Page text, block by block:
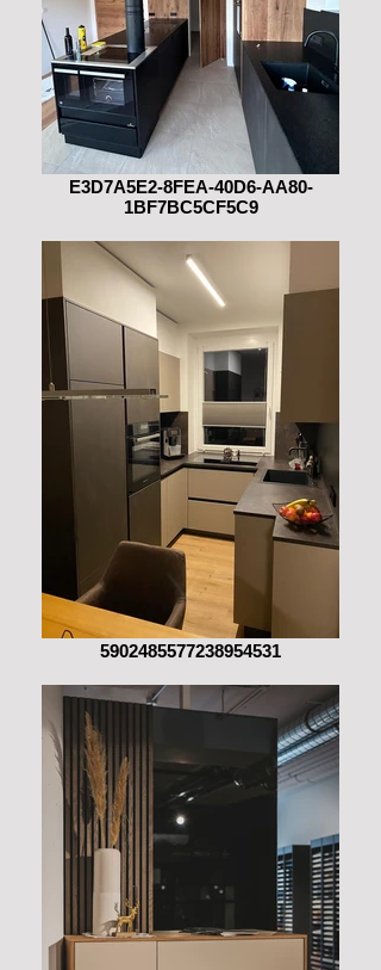
E3D7A5E2-8FEA-40D6-AA80-
1BF7BC5CF5C9
5902485577238954531